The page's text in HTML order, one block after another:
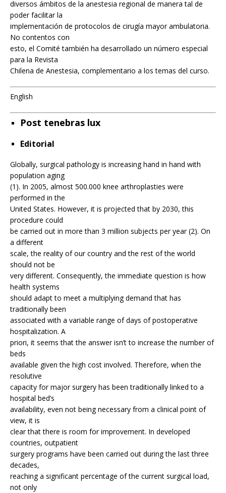
diversos ámbitos de la anestesia regional de manera tal de
poder facilitar la
implementación de protocolos de cirugía mayor ambulatoria.
No contentos con
esto, el Comité también ha desarrollado un número especial
para la Revista
Chilena de Anestesia, complementario a los temas del curso.
English
Post tenebras lux
Editorial
Globally, surgical pathology is increasing hand in hand with
population aging
(1). In 2005, almost 500.000 knee arthroplasties were
performed in the
United States. However, it is projected that by 2030, this
procedure could
be carried out in more than 3 million subjects per year (2). On
a different
scale, the reality of our country and the rest of the world
should not be
very different. Consequently, the immediate question is how
health systems
should adapt to meet a multiplying demand that has
traditionally been
associated with a variable range of days of postoperative
hospitalization. A
priori, it seems that the answer isn’t to increase the number of
beds
available given the high cost involved. Therefore, when the
resolutive
capacity for major surgery has been traditionally linked to a
hospital bed’s
availability, even not being necessary from a clinical point of
view, it is
clear that there is room for improvement. In developed
countries, outpatient
surgery programs have been carried out during the last three
decades,
reaching a significant percentage of the current surgical load,
not only